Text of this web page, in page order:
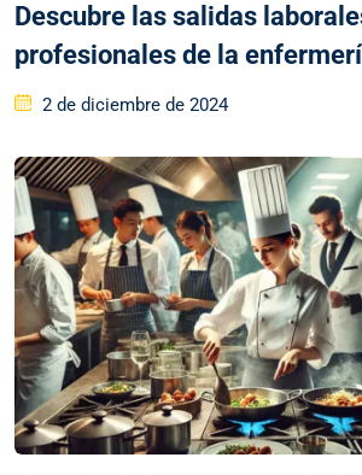
Descubre las salidas
profesionales de la
2 de diciembre de 2024